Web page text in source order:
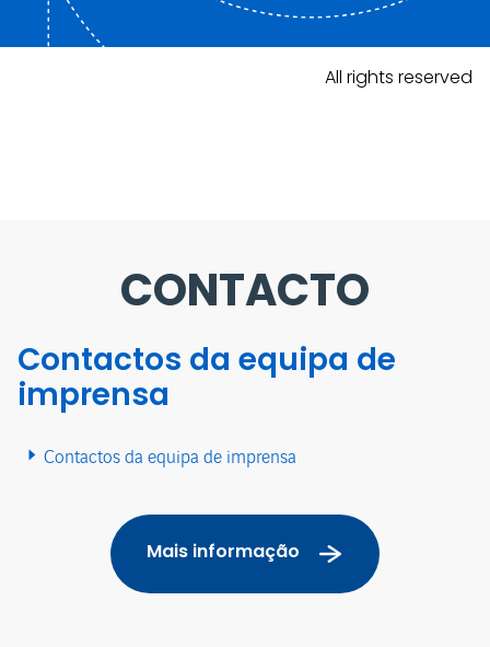
All rights reserved
CONTACTO
Contactos da equipa de
imprensa
Contactos da equipa de imprensa
Mais informação